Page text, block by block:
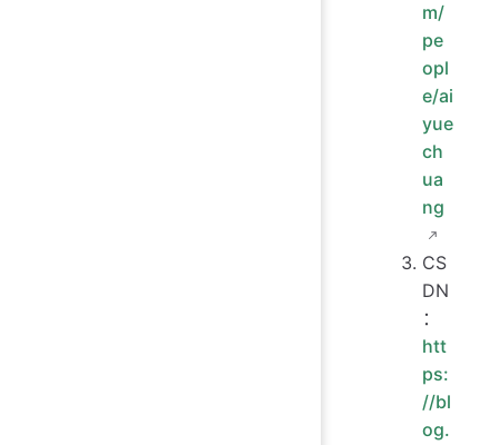
m/
pe
opl
e/ai
yue
ch
ua
ng
CS
DN
：
htt
ps:
//bl
og.